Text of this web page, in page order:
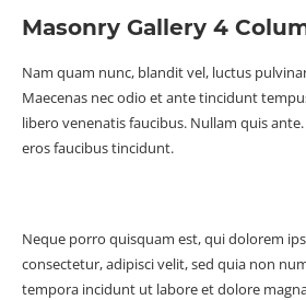
Masonry Gallery 4
Nam quam nunc, blandit vel, luctus
Maecenas nec odio et ante tincidunt
libero venenatis faucibus. Nullam quis
eros faucibus tincidunt.
Neque porro quisquam est, qui dolorem
consectetur, adipisci velit, sed quia non
tempora incidunt ut labore et dolore